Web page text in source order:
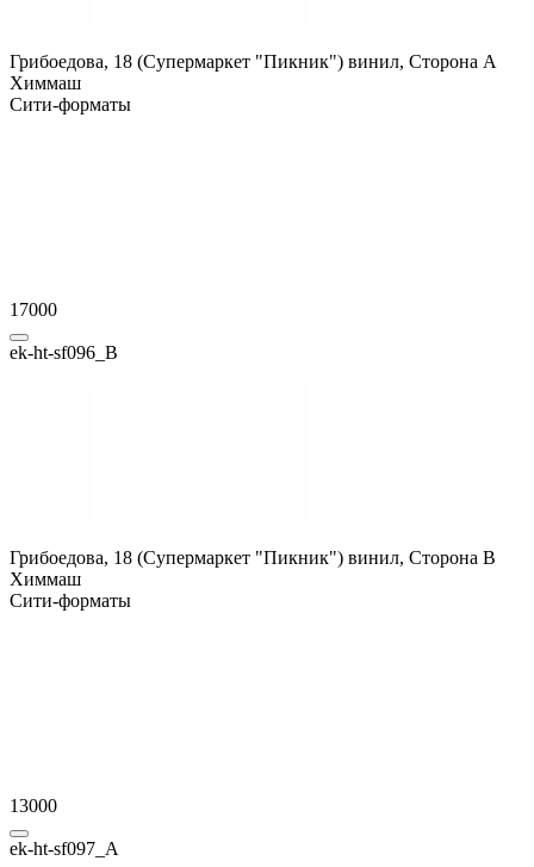
Грибоедова, 18 (Супермаркет "Пикник") винил, Сторона A
Химмаш
Сити-форматы
17000
ek-ht-sf096_B
Грибоедова, 18 (Супермаркет "Пикник") винил, Сторона B
Химмаш
Сити-форматы
13000
ek-ht-sf097_A